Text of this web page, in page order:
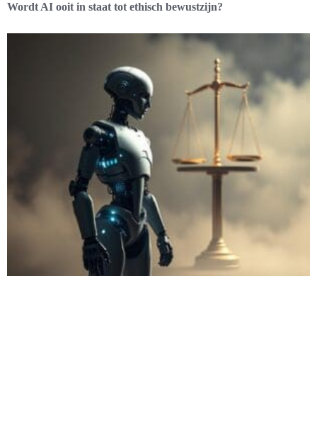
Wordt AI ooit in staat tot ethisch bewustzijn?